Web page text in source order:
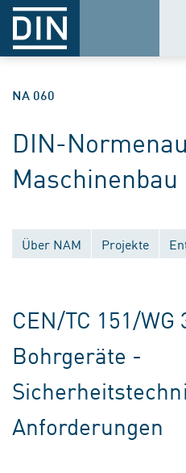
NA 060
DIN-
Maschinenbau
Über NAM Projekte
CEN/TC 151/WG
Bohrgeräte -
Anforderungen